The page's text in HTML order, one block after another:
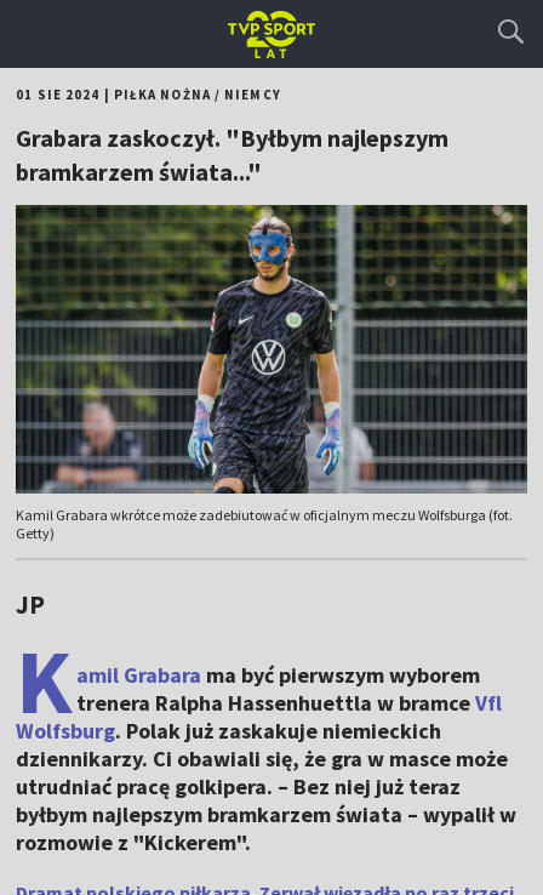
01 SIE 2024 PIŁKA NOŻNA/ NIEMCY
Grabara zaskoczył. "Byłbym najlepszym
bramkarzem świata..."
Kamil Grabara wkrótce może zadebiutować w oficjalnym meczu Wolfsburga (fot.
Getty)
JP
Kamil Grabara ma być pierwszym wyborem
trenera Ralpha Hassenhuettla w bramceVfl
Wolfsburg. Polak już zaskakuje niemieckich
dziennikarzy. Ci obawiali się, że gra w masce może
utrudniać pracę golkipera. – Bez niej już teraz
byłbym najlepszym bramkarzem świata – wypalił w
rozmowie z "Kickerem".